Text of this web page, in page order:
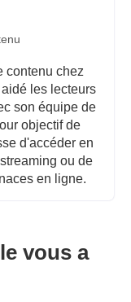
contenu chez
les lecteurs
son équipe de
objectif de
d'accéder en
ou de
en ligne.
vous a